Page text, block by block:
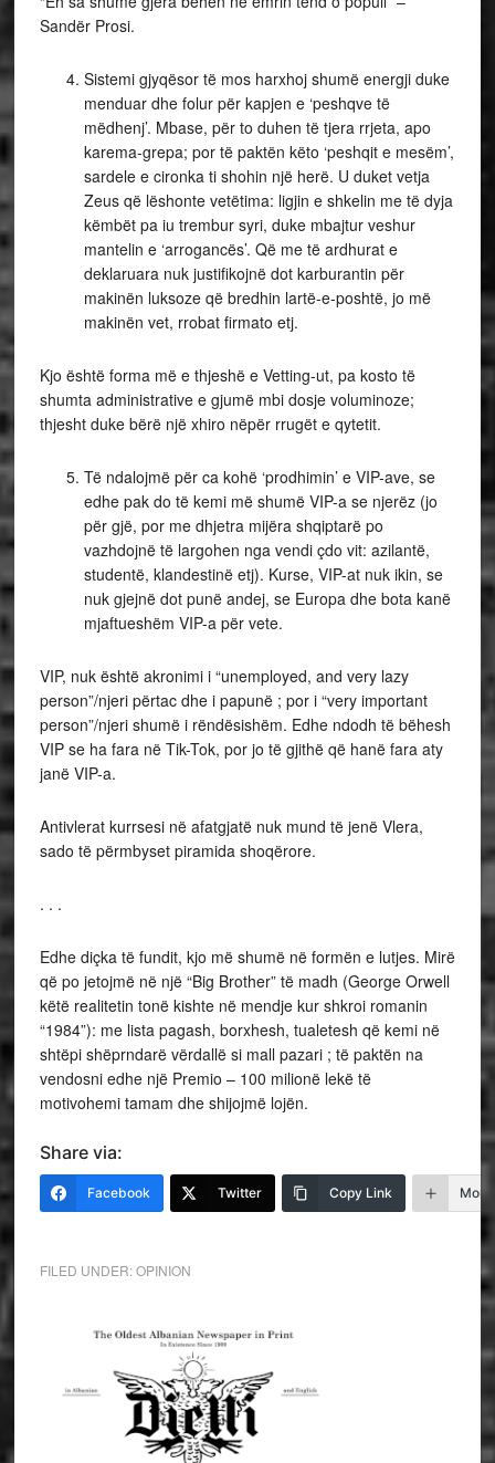
Sandër Prosi.
Sistemi gjyqësor të mos harxhoj shumë energji duke
menduar dhe folur për kapjen e ‘peshqve të
mëdhenj’. Mbase, për to duhen të tjera rrjeta, apo
karema-grepa; por të paktën këto ‘peshqit e mesëm’,
sardele e cironka ti shohin një herë. U duket vetja
Zeus që lëshonte vetëtima: ligjin e shkelin me të dyja
këmbët pa iu trembur syri, duke mbajtur veshur
mantelin e ‘arrogancës’. Që me të ardhurat e
deklaruara nuk justifikojnë dot karburantin për
makinën luksoze që bredhin lartë-e-poshtë, jo më
makinën vet, rrobat firmato etj.
Kjo është forma më e thjeshë e Vetting-ut, pa kosto të
shumta administrative e gjumë mbi dosje voluminoze;
thjesht duke bërë një xhiro nëpër rrugët e qytetit.
Të ndalojmë për ca kohë ‘prodhimin’ e VIP-ave, se
edhe pak do të kemi më shumë VIP-a se njerëz (jo
për gjë, por me dhjetra mijëra shqiptarë po
vazhdojnë të largohen nga vendi çdo vit: azilantë,
studentë, klandestinë etj). Kurse, VIP-at nuk ikin, se
nuk gjejnë dot punë andej, se Europa dhe bota kanë
mjaftueshëm VIP-a për vete.
VIP, nuk është akronimi i “unemployed, and very lazy
person”/njeri përtac dhe i papunë ; por i “very important
person”/njeri shumë i rëndësishëm. Edhe ndodh të bëhesh
VIP se ha fara në Tik-Tok, por jo të gjithë që hanë fara aty
janë VIP-a.
Antivlerat kurrsesi në afatgjatë nuk mund të jenë Vlera,
sado të përmbyset piramida shoqërore.
. . .
Edhe diçka të fundit, kjo më shumë në formën e lutjes. Mirë
që po jetojmë në një “Big Brother” të madh (George Orwell
këtë realitetin tonë kishte në mendje kur shkroi romanin
“1984”): me lista pagash, borxhesh, tualetesh që kemi në
shtëpi shëprndarë vërdallë si mall pazari ; të paktën na
vendosni edhe një Premio – 100 milionë lekë të
motivohemi tamam dhe shijojmë lojën.
Share via:
Facebook Twitter Copy Link More
FILED UNDER:OPINION